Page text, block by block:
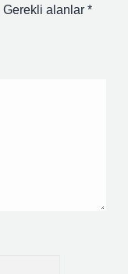
Gerekli alanlar *